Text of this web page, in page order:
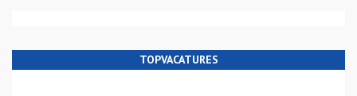
TOPVACATURES